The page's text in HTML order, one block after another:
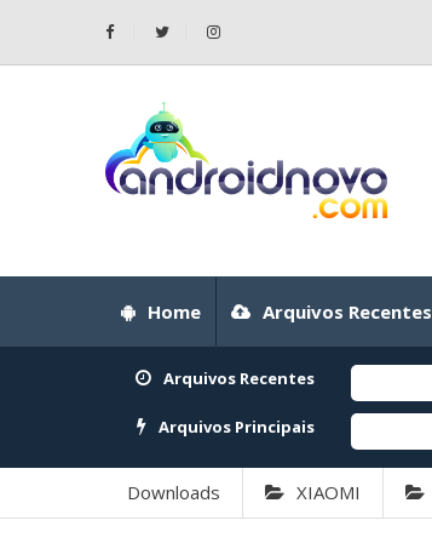
Home Arquivos Recentes
Arquivos Recentes
Arquivos Principais
Downloads XIAOMI